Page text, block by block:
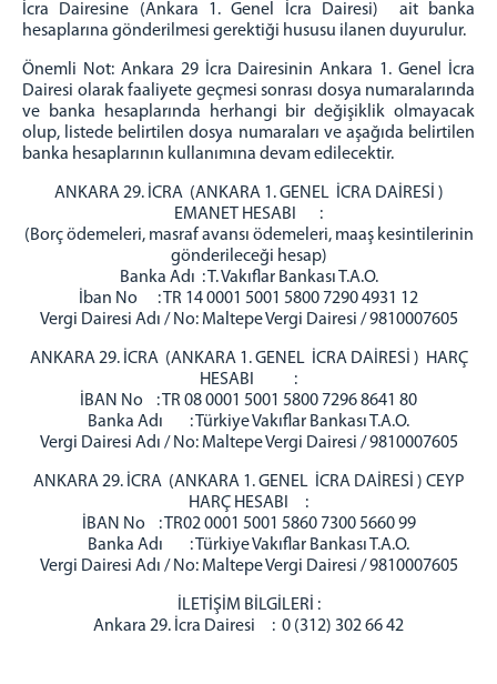
İcra Dairesine (Ankara 1. Genel İcra Dairesi) ait banka
hesaplarına gönderilmesi gerektiği hususu ilanen duyurulur.
Önemli Not: Ankara 29 İcra Dairesinin Ankara 1. Genel İcra
Dairesi olarak faaliyete geçmesi sonrası dosya numaralarında
ve banka hesaplarında herhangi bir değişiklik olmayacak
olup, listede belirtilen dosya numaraları ve aşağıda belirtilen
banka hesaplarının kullanımına devam edilecektir.
ANKARA 29. İCRA (ANKARA 1. GENEL İCRA DAİRESİ )
EMANET HESABI :
(Borç ödemeleri, masraf avansı ödemeleri, maaş kesintilerinin
gönderileceği hesap)
Banka Adı : T. Vakıflar Bankası T.A.O.
İban No : TR 14 0001 5001 5800 7290 4931 12
Vergi Dairesi Adı / No: Maltepe Vergi Dairesi / 9810007605
ANKARA 29. İCRA (ANKARA 1. GENEL İCRA DAİRESİ ) HARÇ
HESABI :
İBAN No : TR 08 0001 5001 5800 7296 8641 80
Banka Adı : Türkiye Vakıflar Bankası T.A.O.
Vergi Dairesi Adı / No: Maltepe Vergi Dairesi / 9810007605
ANKARA 29. İCRA (ANKARA 1. GENEL İCRA DAİRESİ ) CEYP
HARÇ HESABI :
İBAN No : TR02 0001 5001 5860 7300 5660 99
Banka Adı : Türkiye Vakıflar Bankası T.A.O.
Vergi Dairesi Adı / No: Maltepe Vergi Dairesi / 9810007605
İLETİŞİM BİLGİLERİ :
Ankara 29. İcra Dairesi : 0 (312) 302 66 42